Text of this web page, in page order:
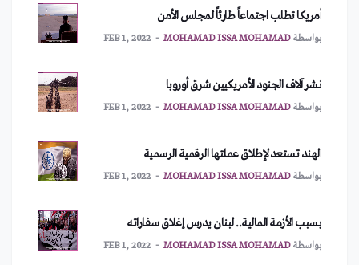
أمريكا تطلب اجتماعاً طارئاً لمجلس الأمن
بواسطةMOHAMAD ISSA MOHAMAD
FEB 1, 2022
نشر آلاف الجنود الأمريكيين شرق أوروبا
بواسطةMOHAMAD ISSA MOHAMAD
FEB 1, 2022
الهند تستعد لإطلاق عملتها الرقمية الرسمية
بواسطةMOHAMAD ISSA MOHAMAD
FEB 1, 2022
بسبب الأزمة المالية.. لبنان يدرس إغلاق سفاراته
بواسطةMOHAMAD ISSA MOHAMAD
FEB 1, 2022